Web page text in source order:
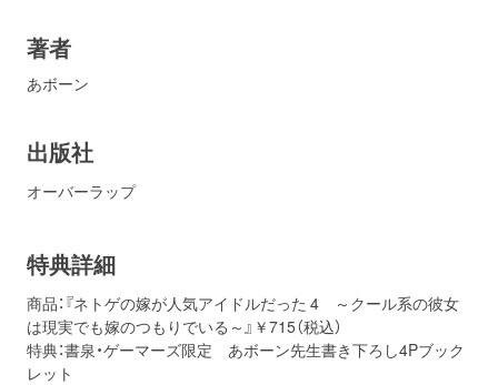
著者
あボーン
出版社
オーバーラップ
特典詳細
商品：『ネトゲの嫁が人気アイドルだった 4 ～クール系の彼女
は現実でも嫁のつもりでいる～』￥715（税込）
特典：書泉・ゲーマーズ限定 あボーン先生書き下ろし4Pブック
レット